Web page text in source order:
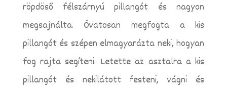
röpdöső félszárnyú pillangót és nagyon
megsajnálta. Óvatosan megfogta a kis
pillangót és szépen elmagyarázta neki, hogyan
fog rajta segíteni. Letette az asztalra a kis
pillangót és nekilátott festeni, vágni és